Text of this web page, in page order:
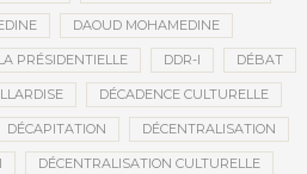
DAOUD MOHAMEDINE
PRÉSIDENTIELLE DDR-I DÉBAT
DÉCADENCE CULTURELLE
DÉCAPITATION DÉCENTRALISATION
DÉCENTRALISATION CULTURELLE